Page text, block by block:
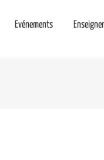
Evénements